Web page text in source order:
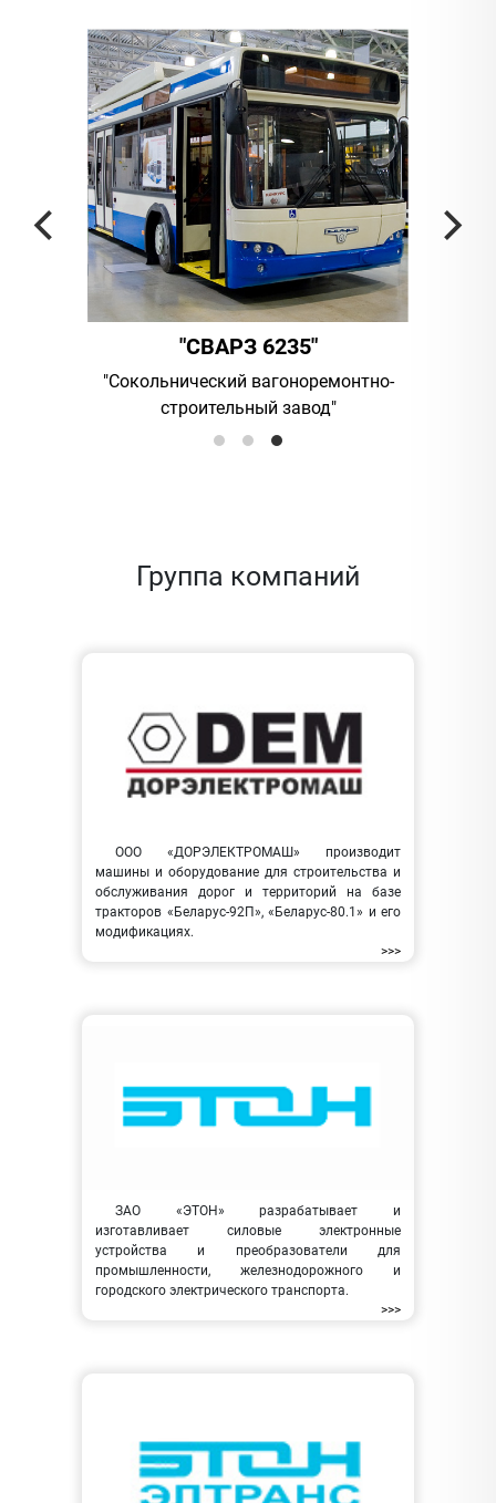
"СВАРЗ 6235"
"Сокольнический вагоноремонтно-
строительный завод"
Группа компаний
ООО «ДОРЭЛЕКТРОМАШ» производит
машины и оборудование для строительства и
обслуживания дорог и территорий на базе
тракторов «Беларус-92П», «Беларус-80.1» и его
модификациях.
>>>
ЗАО «ЭТОН» разрабатывает и
изготавливает силовые электронные
устройства и преобразователи для
промышленности, железнодорожного и
городского электрического транспорта.
>>>